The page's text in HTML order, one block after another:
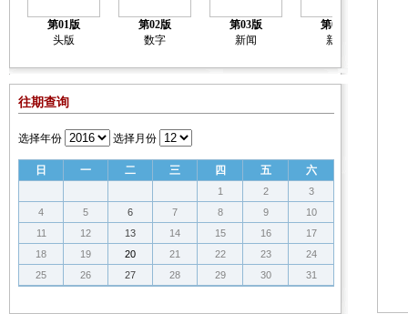
第01版
头版
第02版
数字
第03版
新闻
第04版
新闻
往期查询
选择年份 选择月份
日 一 二 三 四 五 六
1 2
3
4
5 6 7 8 9
10
11
12 13 14 15 16
17
18
19 20 21 22 23
24
25
26 27 28 29 30 31